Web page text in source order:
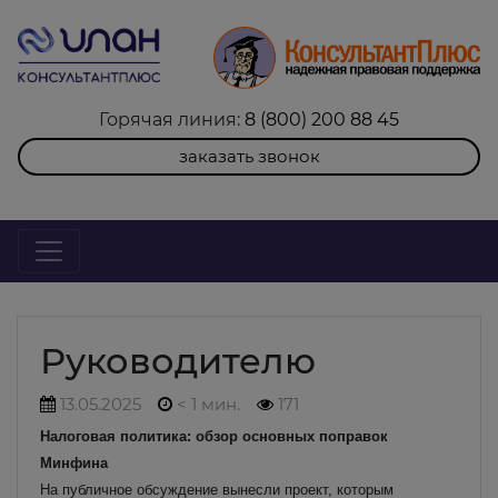
Горячая линия: 8 (800) 200 88 45
заказать звонок
Руководителю
13.05.2025 < 1 мин. 171
Налоговая политика: обзор основных поправок
Минфина
На публичное обсуждение вынесли проект, которым